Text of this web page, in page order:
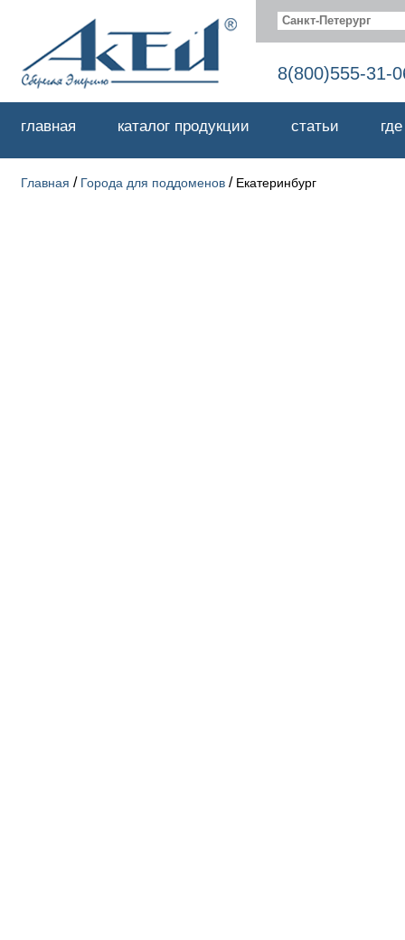
Санкт-Петерург
8(800)555-31-
главная каталог продукции статьи
Главная / Города для поддоменов / Екатеринбург